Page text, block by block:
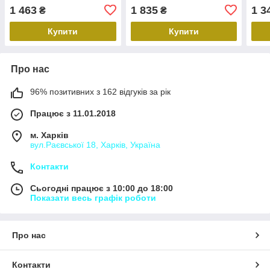
1 463 ₴
Купити
1 835₴
Купити
1
Про нас
96% позитивних з 162 відгуків за рік
Працює з 11.01.2018
м. Харків
вул.Раєвської 18, Харків, Україна
Контакти
Сьогодні працює з 10:00 до 18:00
Показати весь графік роботи
Про нас
Контакти